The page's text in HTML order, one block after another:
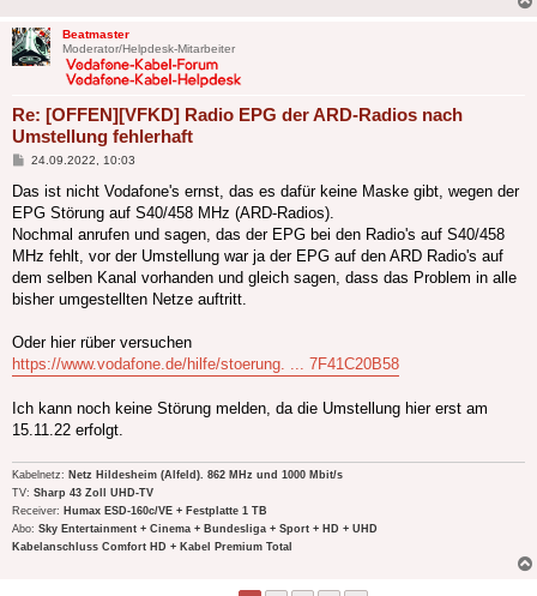
Beatmaster
Moderator/Helpdesk-Mitarbeiter
Re: [OFFEN][VFKD] Radio EPG der ARD-Radios nach
Umstellung fehlerhaft
Beitrag
24.09.2022, 10:03
Das ist nicht Vodafone's ernst, das es dafür keine Maske gibt, wegen der
EPG Störung auf S40/458 MHz (ARD-Radios).
Nochmal anrufen und sagen, das der EPG bei den Radio's auf S40/458
MHz fehlt, vor der Umstellung war ja der EPG auf den ARD Radio's auf
dem selben Kanal vorhanden und gleich sagen, dass das Problem in alle
bisher umgestellten Netze auftritt.
Oder hier rüber versuchen
https://www.vodafone.de/hilfe/stoerung. ... 7F41C20B58
Ich kann noch keine Störung melden, da die Umstellung hier erst am
15.11.22 erfolgt.
Kabelnetz: Netz Hildesheim (Alfeld). 862 MHz und 1000 Mbit/s
TV: Sharp 43 Zoll UHD-TV
Receiver: Humax ESD-160c/VE + Festplatte 1 TB
Abo: Sky Entertainment + Cinema + Bundesliga + Sport + HD + UHD
Kabelanschluss Comfort HD + Kabel Premium Total